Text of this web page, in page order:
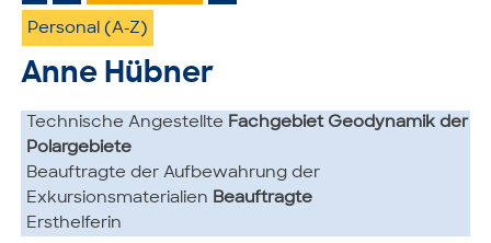
Personal (A-Z)
Anne Hübner
Technische Angestellte Fachgebiet Geodynamik der
Polargebiete
Beauftragte der Aufbewahrung der
Exkursionsmaterialien Beauftragte
Ersthelferin